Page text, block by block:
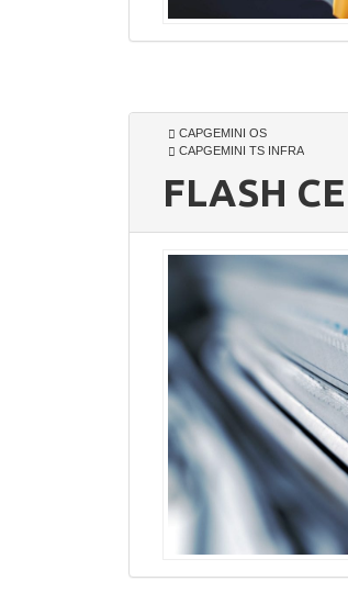
CAPGEMINI OS
CAPGEMINI TS INFRA
FLASH